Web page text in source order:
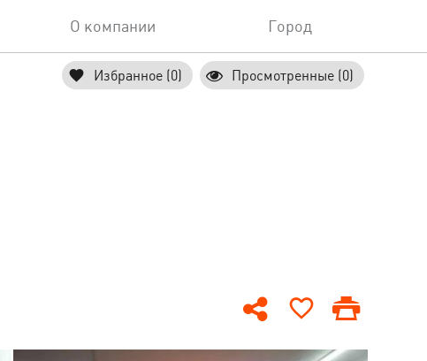
О компании Город
Избранное (0) Просмотренные (0)